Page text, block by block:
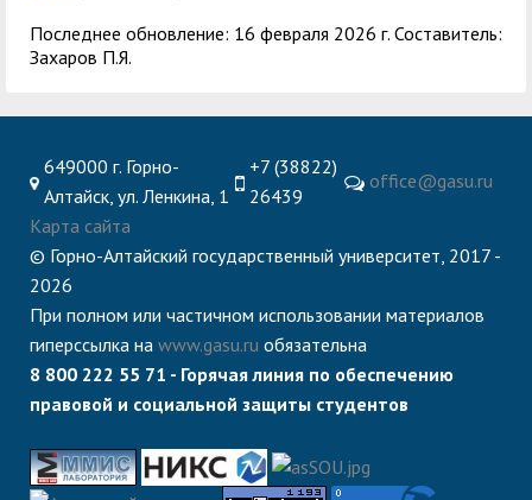
Последнее обновление: 16 февраля 2026 г. Составитель:
Захаров П.Я.
649000 г. Горно-
Алтайск, ул. Ленкина, 1
+7 (38822)
26439
office@gasu.ru
Карта сайта
© Горно-Алтайский государственный университет, 2017 -
2026
При полном или частичном использовании материалов
гиперссылка на www.gasu.ru обязательна
8 800 222 55 71 - Горячая линия по обеспечению
правовой и социальной защиты студентов